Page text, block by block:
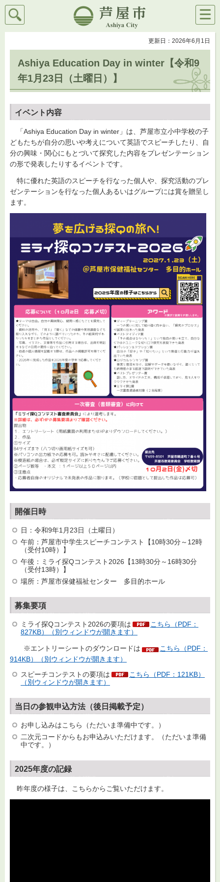
芦屋市
検索
メニ
ュー
更新日：2026年6月1日
Ashiya Education Day in winter【令和9
年1月23日（土曜日）】
イベント内容
「Ashiya Education Day in winter」は、芦屋市立小中学校の子
どもたちが自分の思いや考えについて英語でスピーチしたり、自
分の興味・関心にもとづいて探究した内容をプレゼンテーション
の形で発表したりするイベントです。
特に優れた英語のスピーチを行なった個人や、探究活動のプレ
ゼンテーションを行なった個人あるいはグループには賞を贈呈し
ます。
開催日時
日：令和9年1月23日（土曜日）
午前：芦屋市中学生スピーチコンテスト【10時30分～12時
（受付10時）】
午後：ミライ探Qコンテスト2026【13時30分～16時30分
（受付13時）】
場所：芦屋市保健福祉センター 多目的ホール
募集要項
ミライ探Qコンテスト2026の要項は
こちら（PDF：
827KB）（別ウィンドウが開きます）
※エントリーシートのダウンロードは
こちら（PDF：
914KB）（別ウィンドウが開きます）
スピーチコンテストの要項は
こちら（PDF：121KB）
（別ウィンドウが開きます）
当日の参観申込方法（後日掲載予定）
お申し込みはこちら（ただいま準備中です。）
二次元コードからもお申込みいただけます。（ただいま準備
中です。）
2025年度の記録
昨年度の様子は、こちらからご覧いただけます。